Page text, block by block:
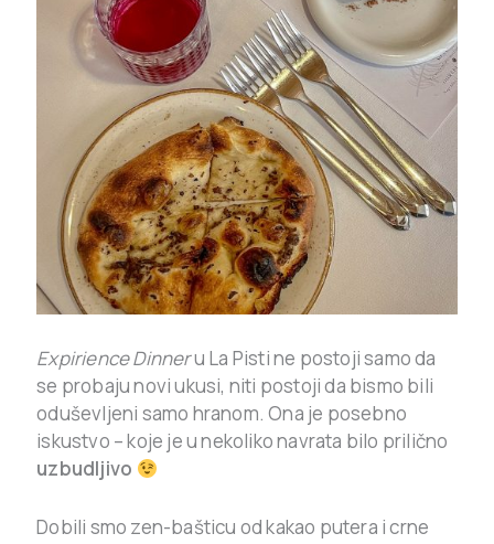
Expirience Dinneru La Pisti ne postoji samo da
se probaju novi ukusi, niti postoji da bismo bili
oduševljeni samo hranom. Ona je posebno
iskustvo – koje je u nekoliko navrata bilo prilično
uzbudljivo
Dobili smo zen-bašticu od kakao putera i crne